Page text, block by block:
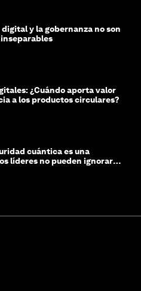
y la gobernanza no son
¿Cuándo aporta valor
a los productos circulares?
cuántica es una
líderes no pueden ignorar